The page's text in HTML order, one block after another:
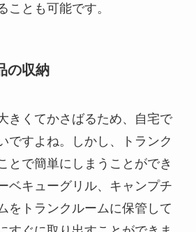
ことも可能です。
の収納
きくてかさばるため、自宅で
ですよね。しかし、トランク
とで簡単にしまうことができ
ベキューグリル、キャンプチ
をトランクルームに保管して